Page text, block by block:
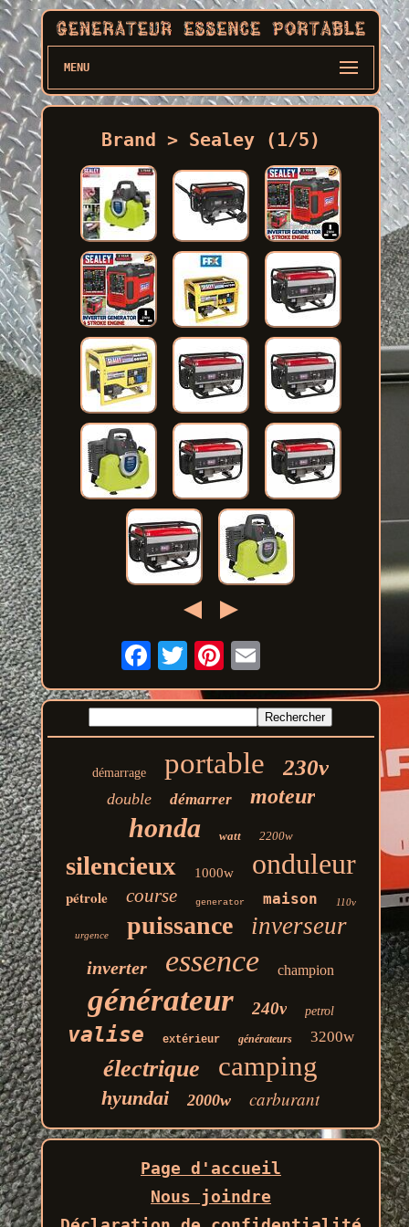
MENU
Brand > Sealey (1/5)
démarrage portable 230v
double démarrer moteur
honda watt 2200w
silencieux 1000w onduleur
pétrole course generator maison 110v
urgence puissance inverseur
inverter essence champion
générateur 240v petrol
valise extérieur générateurs 3200w
électrique camping
hyundai 2000w carburant
Page d'accueil
Nous joindre